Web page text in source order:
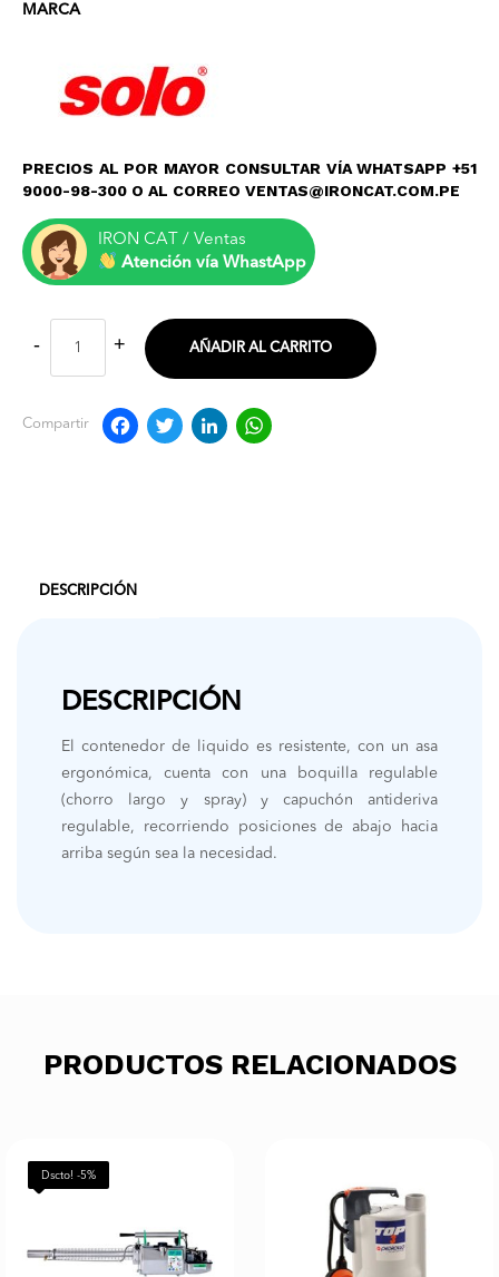
MARCA
PRECIOS AL POR MAYOR CONSULTAR VÍA WHATSAPP +51
9000-98-300 O AL CORREO VENTAS@IRONCAT.COM.PE
IRON CAT / Ventas
Atención vía WhastApp
AÑADIR AL CARRITO
Compartir Facebook
TwitterLinkedIn
DESCRIPCIÓN
DESCRIPCIÓN
El contenedor de liquido es resistente, con un asa
ergonómica, cuenta con una boquilla regulable
(chorro largo y spray) y capuchón antideriva
regulable, recorriendo posiciones de abajo hacia
arriba según sea la necesidad.
PRODUCTOS RELACIONADOS
Dscto! -5%